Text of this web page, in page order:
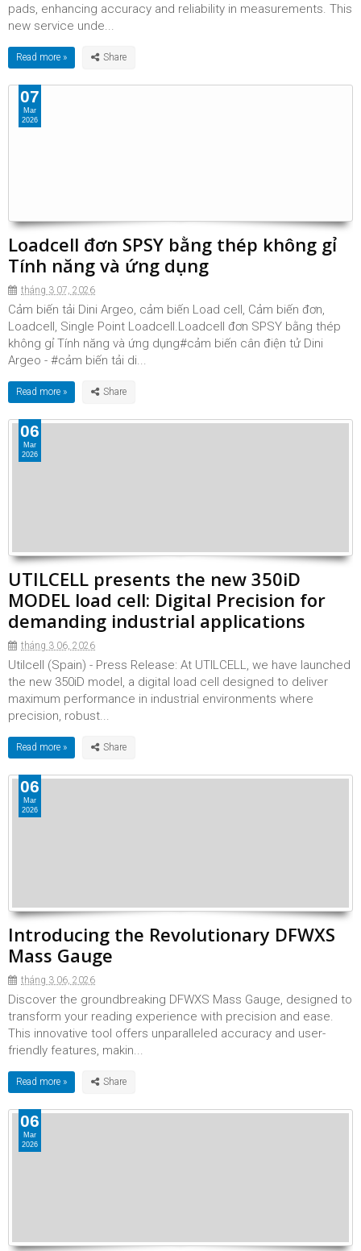
pads, enhancing accuracy and reliability in measurements. This
new service unde...
Read more »
Loadcell đơn SPSY bằng thép không gỉ
Tính năng và ứng dụng
tháng 3 07, 2026
Cảm biến tải Dini Argeo, cảm biến Load cell, Cảm biến đơn,
Loadcell, Single Point Loadcell.Loadcell đơn SPSY bằng thép
không gỉ Tính năng và ứng dụng#cảm biến cân điện tử Dini
Argeo - #cảm biến tải di...
Read more »
07
Mar
2026
UTILCELL presents the new 350iD
MODEL load cell: Digital Precision for
demanding industrial applications
tháng 3 06, 2026
Utilcell (Spain) - Press Release: At UTILCELL, we have launched
the new 350iD model, a digital load cell designed to deliver
maximum performance in industrial environments where
precision, robust...
Read more »
06
Mar
2026
Introducing the Revolutionary DFWXS
Mass Gauge
tháng 3 06, 2026
Discover the groundbreaking DFWXS Mass Gauge, designed to
transform your reading experience with precision and ease.
This innovative tool offers unparalleled accuracy and user-
friendly features, makin...
Read more »
06
Mar
2026
06
Mar
2026